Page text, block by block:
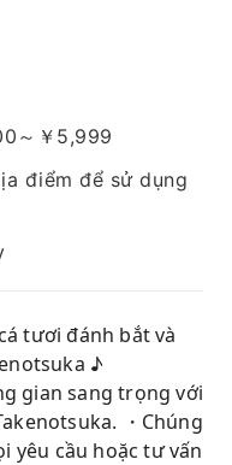
～￥5,999
điểm để sử dụng
tươi đánh bắt và
♪
gian sang trọng với
・Chúng
yêu cầu hoặc tư vấn